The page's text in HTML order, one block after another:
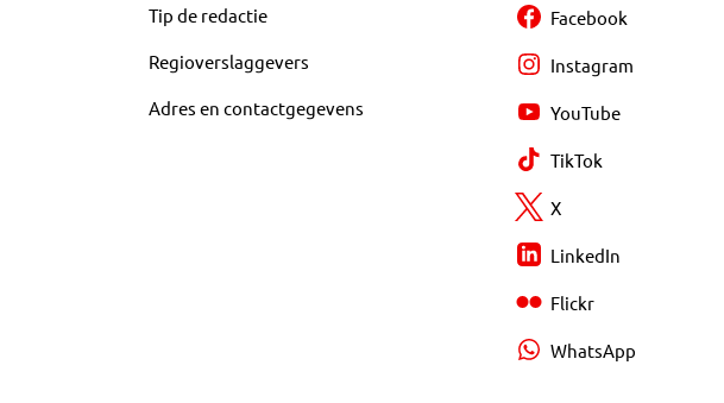
Tip de redactie
Regioverslaggevers
Adres en contactgegevens
Facebook
Instagram
YouTube
TikTok
X
LinkedIn
Flickr
WhatsApp